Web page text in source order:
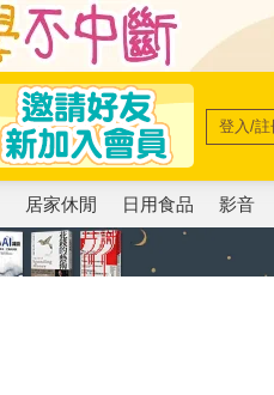
登入/註
居家休閒 日用食品 影音